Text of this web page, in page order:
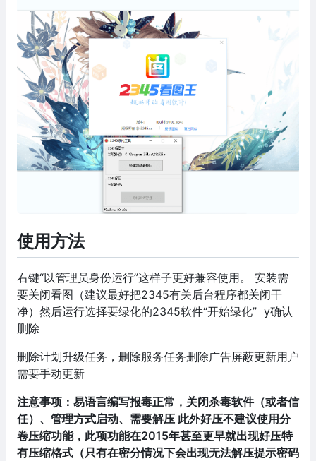
使用方法
右键“以管理员身份运行”这样子更好兼容使用。 安装需
要关闭看图（建议最好把2345有关后台程序都关闭干
净）然后运行选择要绿化的2345软件“开始绿化” y确认
删除
删除计划升级任务，删除服务任务删除广告屏蔽更新用户
需要手动更新
注意事项：易语言编写报毒正常，关闭杀毒软件（或者信
任）、管理方式启动、需要解压 此外好压不建议使用分
卷压缩功能，此项功能在2015年甚至更早就出现好压特
有压缩格式（只有在密分情况下会出现无法解压提示密码